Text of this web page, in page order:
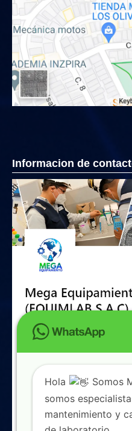
Informacion de
Hola
Somos
somos
mantenimiento y